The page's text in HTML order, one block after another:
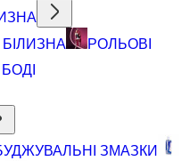
РОЛЬОВІ
ЗМАЗКИ